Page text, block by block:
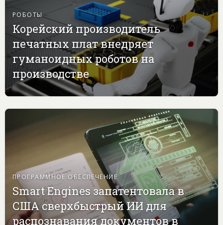
РОБОТЫ
Корейский производитель
печатных плат внедряет
гуманоидных роботов на
производстве
ПРОГРАММНОЕ ОБЕСПЕЧЕНИЕ
Smart Engines запатентовала в
США сверхбыстрый ИИ для
распознавания документов в